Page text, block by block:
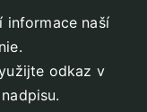
informace naší
odkaz v